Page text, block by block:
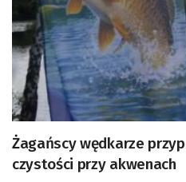
Żagańscy wędkarze
czystości przy akwenach